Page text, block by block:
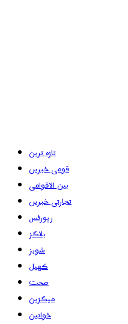
تازہ ترین
قومی خبریں
بین الاقوامی
تجارتی خبریں
رپورٹس
بلاگز
شوبز
کھیل
صحت
میگزین
خواتین